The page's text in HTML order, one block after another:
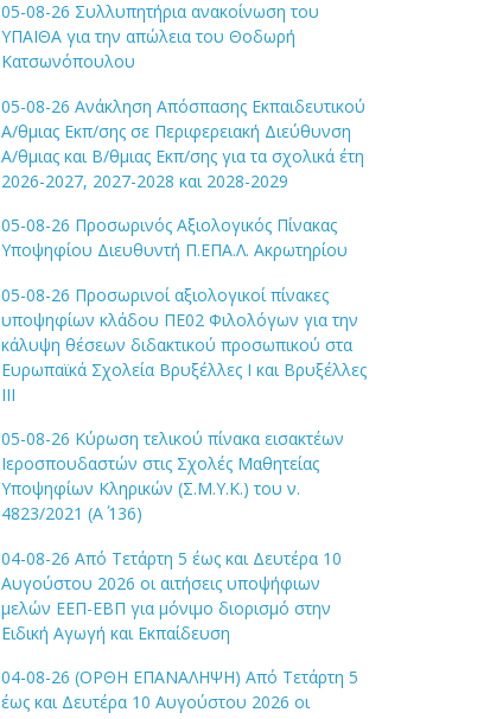
05-08-26 Συλλυπητήρια ανακοίνωση του
ΥΠΑΙΘΑ για την απώλεια του Θοδωρή
Κατσωνόπουλου
05-08-26 Ανάκληση Απόσπασης Εκπαιδευτικού
Α/θμιας Εκπ/σης σε Περιφερειακή Διεύθυνση
Α/θμιας και Β/θμιας Εκπ/σης για τα σχολικά έτη
2026-2027, 2027-2028 και 2028-2029
05-08-26 Προσωρινός Αξιολογικός Πίνακας
Υποψηφίου Διευθυντή Π.ΕΠΑ.Λ. Ακρωτηρίου
05-08-26 Προσωρινοί αξιολογικοί πίνακες
υποψηφίων κλάδου ΠΕ02 Φιλολόγων για την
κάλυψη θέσεων διδακτικού προσωπικού στα
Ευρωπαϊκά Σχολεία Βρυξέλλες Ι και Βρυξέλλες
ΙΙΙ
05-08-26 Κύρωση τελικού πίνακα εισακτέων
Ιεροσπουδαστών στις Σχολές Μαθητείας
Υποψηφίων Κληρικών (Σ.Μ.Υ.Κ.) του ν.
4823/2021 (Α΄ 136)
04-08-26 Από Τετάρτη 5 έως και Δευτέρα 10
Αυγούστου 2026 οι αιτήσεις υποψήφιων
μελών ΕΕΠ-ΕΒΠ για μόνιμο διορισμό στην
Ειδική Αγωγή και Εκπαίδευση
04-08-26 (ΟΡΘΗ ΕΠΑΝΑΛΗΨΗ) Από Τετάρτη 5
έως και Δευτέρα 10 Αυγούστου 2026 οι